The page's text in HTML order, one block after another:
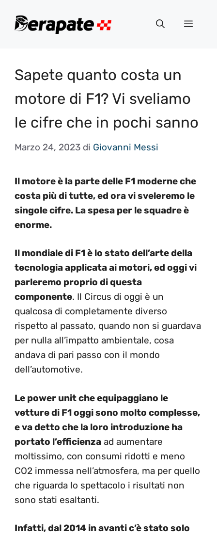
Menu
Sapete quanto costa un
motore di F1? Vi sveliamo
le cifre che in pochi sanno
Marzo 24, 2023 di Giovanni Messi
Il motore è la parte delle F1 moderne che
costa più di tutte, ed ora vi sveleremo le
singole cifre. La spesa per le squadre è
enorme.
Il mondiale di F1 è lo stato dell’arte della
tecnologia applicata ai motori, ed oggi vi
parleremo proprio di questa
componente. Il Circus di oggi è un
qualcosa di completamente diverso
rispetto al passato, quando non si guardava
per nulla all’impatto ambientale, cosa
andava di pari passo con il mondo
dell’automotive.
Le power unit che equipaggiano le
vetture di F1 oggi sono molto complesse,
e va detto che la loro introduzione ha
portato l’efficienza ad aumentare
moltissimo, con consumi ridotti e meno
CO2 immessa nell’atmosfera, ma per quello
che riguarda lo spettacolo i risultati non
sono stati esaltanti.
Infatti, dal 2014 in avanti c’è stato solo